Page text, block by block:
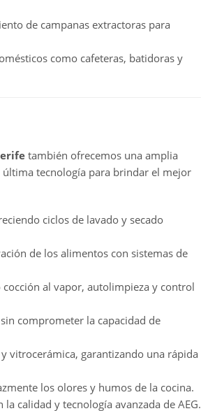
de campanas extractoras para
como cafeteras, batidoras y
también ofrecemos una amplia
última tecnología para brindar el mejor
ciclos de lavado y secado
de los alimentos con sistemas de
al vapor, autolimpieza y control
comprometer la capacidad de
vitrocerámica, garantizando una rápida
los olores y humos de la cocina.
calidad y tecnología avanzada de AEG.